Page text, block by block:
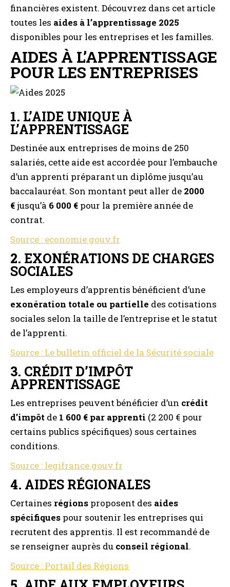
financières existent. Découvrez dans cet article
toutes les aides à l’apprentissage 2025
disponibles pour les entreprises et les familles.
AIDES À L’APPRENTISSAGE
POUR LES ENTREPRISES
1. L’AIDE UNIQUE À
L’APPRENTISSAGE
Destinée aux entreprises de moins de 250
salariés, cette aide est accordée pour l’embauche
d’un apprenti préparant un diplôme jusqu’au
baccalauréat. Son montant peut aller de 2000
€jusqu’à 6 000 € pour la première année de
contrat.
Source : economie.gouv.fr
2. EXONÉRATIONS DE CHARGES
SOCIALES
Les employeurs d’apprentis bénéficient d’une
exonération totale ou partielle des cotisations
sociales selon la taille de l’entreprise et le statut
de l’apprenti.
Source : Le bulletin officiel de la Sécurité sociale
3. CRÉDIT D’IMPÔT
APPRENTISSAGE
Les entreprises peuvent bénéficier d’un crédit
d’impôt de 1 600 € par apprenti (2 200 € pour
certains publics spécifiques) sous certaines
conditions.
Source : legifrance.gouv.fr
4. AIDES RÉGIONALES
Certaines régions proposent des aides
spécifiques pour soutenir les entreprises qui
recrutent des apprentis. Il est recommandé de
se renseigner auprès du conseil régional.
Source : Portail des Régions